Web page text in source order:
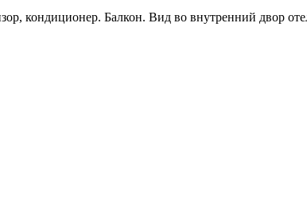
кондиционер. Балкон. Вид во внутренний двор